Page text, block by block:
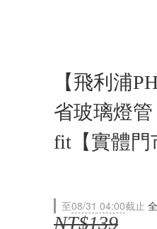
【飛利浦
省玻璃燈
fit【實體門
至08/31 04:00截止
NT$139